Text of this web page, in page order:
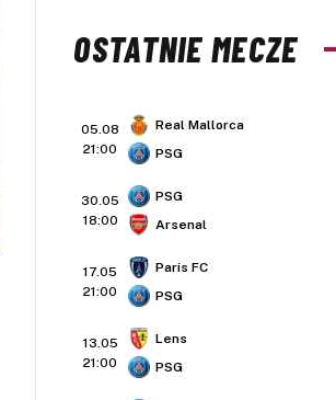
OSTATNIE MECZE
05.08
21:00
Real Mallorca
PSG
30.05
18:00
PSG
Arsenal
17.05
21:00
Paris FC
PSG
13.05
21:00
Lens
PSG